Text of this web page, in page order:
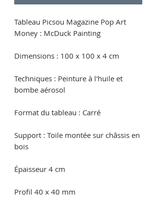
Tableau Picsou Magazine Pop Art
Money : McDuck Painting
Dimensions : 100 x 100 x 4 cm
Techniques : Peinture à l'huile et
bombe aérosol
Format du tableau : Carré
Support : Toile montée sur châssis en
bois
Épaisseur 4 cm
Profil 40 x 40 mm